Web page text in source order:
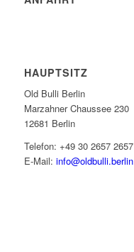
HAUPTSITZ
Old Bulli Berlin
Marzahner Chaussee 230
12681 Berlin
Telefon: +49 30 2657 2657
E-Mail: info@oldbulli.berlin